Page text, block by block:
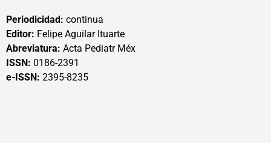
Periodicidad: continua
Editor: Felipe Aguilar Ituarte
Abreviatura: Acta Pediatr Méx
ISSN: 0186-2391
e-ISSN: 2395-8235